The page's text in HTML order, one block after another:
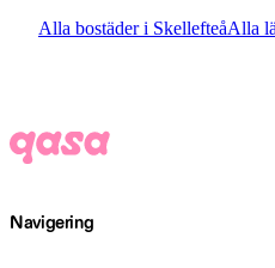
Alla bostäder i SkellefteåAlla
Navigering